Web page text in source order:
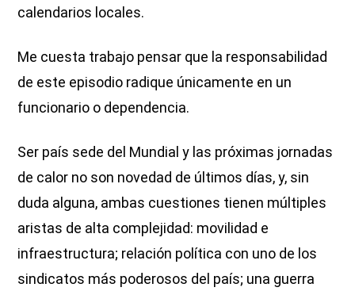
calendarios locales.
Me cuesta trabajo pensar que la responsabilidad
de este episodio radique únicamente en un
funcionario o dependencia.
Ser país sede del Mundial y las próximas jornadas
de calor no son novedad de últimos días, y, sin
duda alguna, ambas cuestiones tienen múltiples
aristas de alta complejidad: movilidad e
infraestructura; relación política con uno de los
sindicatos más poderosos del país; una guerra